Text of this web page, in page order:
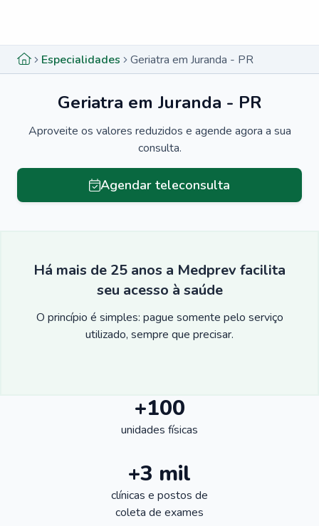
Especialidades Geriatra em Juranda - PR
Geriatra em Juranda - PR
Aproveite os valores reduzidos e agende agora a sua
consulta.
Agendar teleconsulta
Há mais de 25 anos a Medprev facilita
seu acesso à saúde
O princípio é simples: pague somente pelo serviço
utilizado, sempre que precisar.
+100
unidades físicas
+3 mil
clínicas e postos de
coleta de exames